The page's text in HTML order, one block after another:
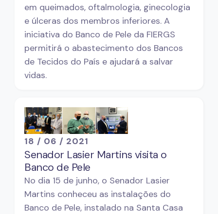
em queimados, oftalmologia, ginecologia
e úlceras dos membros inferiores. A
iniciativa do Banco de Pele da FIERGS
permitirá o abastecimento dos Bancos
de Tecidos do País e ajudará a salvar
vidas.
18 / 06 / 2021
Senador Lasier Martins visita o
Banco de Pele
No dia 15 de junho, o Senador Lasier
Martins conheceu as instalações do
Banco de Pele, instalado na Santa Casa